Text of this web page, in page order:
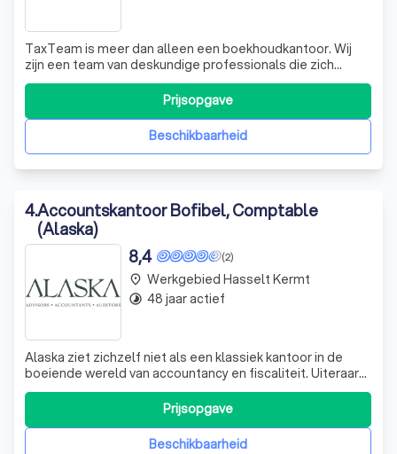
TaxTeam is meer dan alleen een boekhoudkantoor. Wij
zijn een team van deskundige professionals die zich
inzetten om jouw bedrijf te ondersteunen en te
ontzorgen. Of je nu een vrij beroep uitoefent, een
managementvennootschap runt of een KMO leidt, wij
staan klaar om je te helpen met onze vernieuwend
Beschikbaarheid
Prijsopgave
4.Accountskantoor Bofibel, Comptable
(Alaska)
(2)
8,4
Alaska ziet zichzelf niet als een klassiek kantoor in de
boeiende wereld van accountancy en fiscaliteit. Uiteraard
zijn vakexpertise, klantgerichtheid en professionalisme
ook voor ons uitgangspunten. Op kwaliteit boet je immers
nooit in. Alleen combineert Alaska haar sterke
professionalisme met eBeschikbaarheid
Prijsopgave
place Werkgebied Hasselt Kermt
timelapse 48 jaar actief